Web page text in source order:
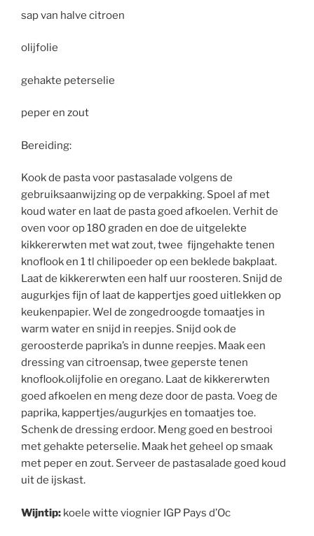
sap van halve citroen
olijfolie
gehakte peterselie
peper en zout
Bereiding:
Kook de pasta voor pastasalade volgens de
gebruiksaanwijzing op de verpakking. Spoel af met
koud water en laat de pasta goed afkoelen. Verhit de
oven voor op 180 graden en doe de uitgelekte
kikkererwten met wat zout, twee fijngehakte tenen
knoflook en 1 tl chilipoeder op een beklede bakplaat.
Laat de kikkererwten een half uur roosteren. Snijd de
augurkjes fijn of laat de kappertjes goed uitlekken op
keukenpapier. Wel de zongedroogde tomaatjes in
warm water en snijd in reepjes. Snijd ook de
geroosterde paprika’s in dunne reepjes. Maak een
dressing van citroensap, twee geperste tenen
knoflook.olijfolie en oregano. Laat de kikkererwten
goed afkoelen en meng deze door de pasta. Voeg de
paprika, kappertjes/augurkjes en tomaatjes toe.
Schenk de dressing erdoor. Meng goed en bestrooi
met gehakte peterselie. Maak het geheel op smaak
met peper en zout. Serveer de pastasalade goed koud
uit de ijskast.
Wijntip: koele witte viognier IGP Pays d’Oc